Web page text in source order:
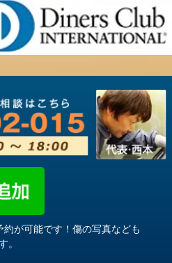
が可能です！傷の写真なども
。